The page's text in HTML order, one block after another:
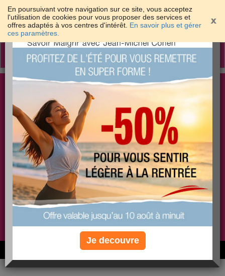
En poursuivant votre navigation sur ce site, vous acceptez
l'utilisation de cookies pour vous proposer des services et
offres adaptés à vos centres d'intérêt. En savoir plus et gérer
ces paramètres.
Toggle
Les meilleures solutions pour maigrir et être bien
dans sa peau
PLUS
EFFICACE
PLUS
SANTÉ
PLUS
COACHING
Non, je préfère le régime gratuit
6M de personnes ont maigri et réappris à manger avec nous
×
Je decouvre